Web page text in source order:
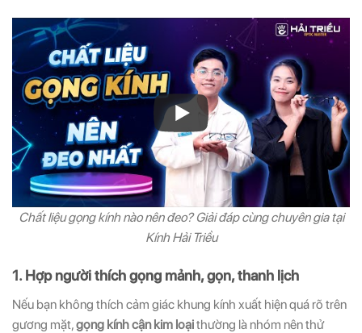
Chất liệu gọng kính nào nên đeo? Giải đáp cùng chuyên gia tại
Kính Hải Triều
1. Hợp người thích gọng mảnh, gọn, thanh lịch
Nếu bạn không thích cảm giác khung kính xuất hiện quá rõ trên
gương mặt,gọng kính cận kim loạithường là nhóm nên thử